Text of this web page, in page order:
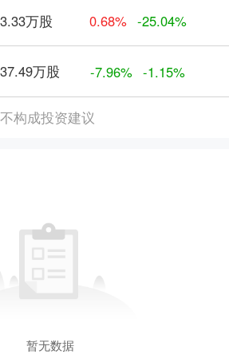
万股 0.68% -25.04%
万股 -7.96% -1.15%
构成投资建议
暂无数据